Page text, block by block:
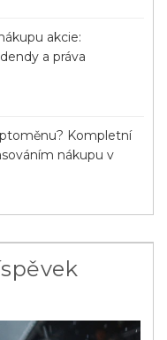
akcie:
a práva
Kompletní
nákupu v